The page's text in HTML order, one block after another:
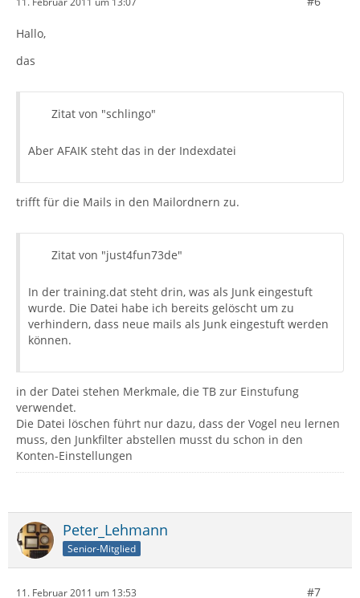
Hallo,
das
Zitat von "schlingo"
Aber AFAIK steht das in der Indexdatei
trifft für die Mails in den Mailordnern zu.
Zitat von "just4fun73de"
In der training.dat steht drin, was als Junk eingestuft
wurde. Die Datei habe ich bereits gelöscht um zu
verhindern, dass neue mails als Junk eingestuft werden
können.
in der Datei stehen Merkmale, die TB zur Einstufung
verwendet.
Die Datei löschen führt nur dazu, dass der Vogel neu lernen
muss, den Junkfilter abstellen musst du schon in den
Konten-Einstellungen
Peter_Lehmann
Senior-Mitglied
11. Februar 2011 um 13:53 #7